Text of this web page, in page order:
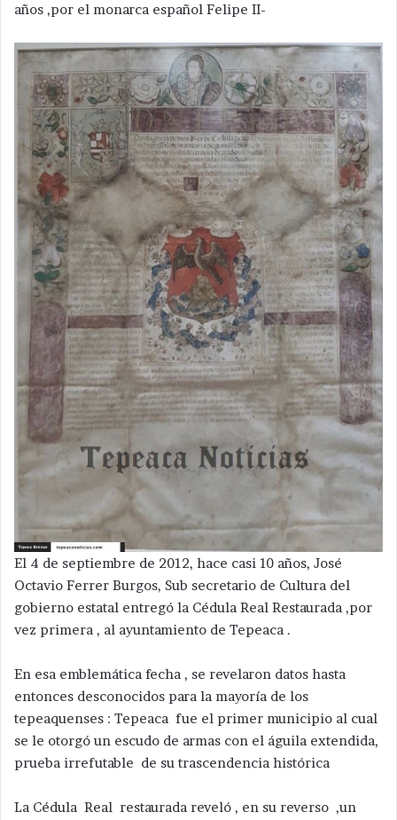
años ,por el monarca español Felipe II-
El 4 de septiembre de 2012, hace casi 10 años, José
Octavio Ferrer Burgos, Sub secretario de Cultura del
gobierno estatal entregó la Cédula Real Restaurada ,por
vez primera , al ayuntamiento de Tepeaca .
En esa emblemática fecha , se revelaron datos hasta
entonces desconocidos para la mayoría de los
tepeaquenses : Tepeaca fue el primer municipio al cual
se le otorgó un escudo de armas con el águila extendida,
prueba irrefutable de su trascendencia histórica
La Cédula Real restaurada reveló , en su reverso ,un